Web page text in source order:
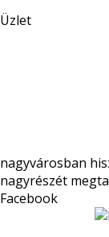
Üzlet
nagyvárosban
nagyrészét
Facebook